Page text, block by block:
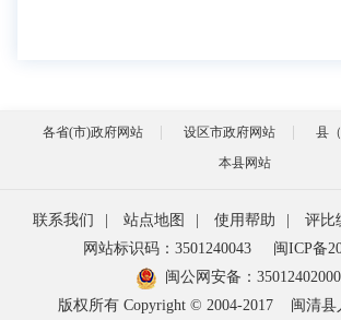
各省(市)政府网站 设区市政府网站
县
本县网站
联系我们 站点地图 使用帮助 评比
网站标识码：3501240043
闽ICP备
闽公网安备：
版权所有 Copyright © 2004-2017
闽清县